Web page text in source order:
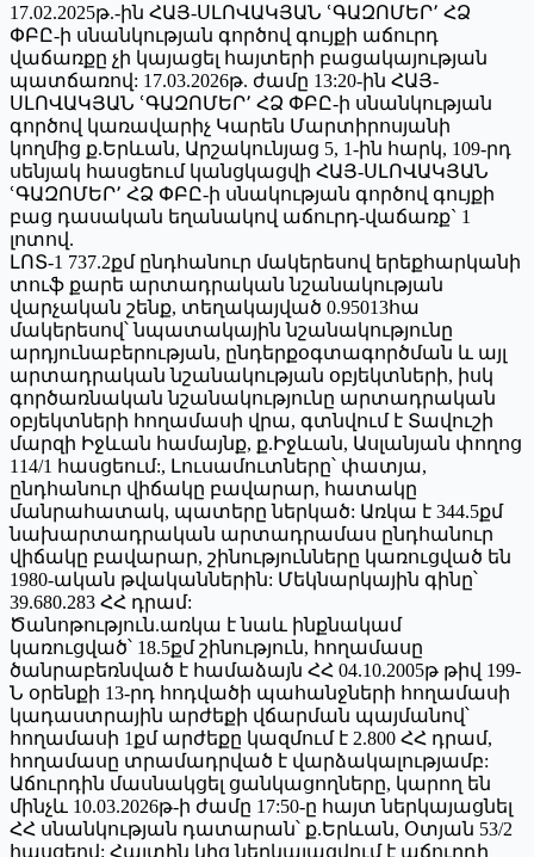
17.02.2025թ.-ին ՀԱՅ-ՍԼՈՎԱԿՅԱՆ ՙԳԱԶՈՄԵՐ՚ ՀՁ
ՓԲԸ-ի սնանկության գործով գույքի աճուրդ
վաճառքը չի կայացել հայտերի բացակայության
պատճառով: 17.03.2026թ. ժամը 13:20-ին ՀԱՅ-
ՍԼՈՎԱԿՅԱՆ ՙԳԱԶՈՄԵՐ՚ ՀՁ ՓԲԸ-ի սնանկության
գործով կառավարիչ Կարեն Մարտիրոսյանի
կողմից ք.Երևան, Արշակունյաց 5, 1-ին հարկ, 109-րդ
սենյակ հասցեում կանցկացվի ՀԱՅ-ՍԼՈՎԱԿՅԱՆ
ՙԳԱԶՈՄԵՐ՚ ՀՁ ՓԲԸ-ի սնակության գործով գույքի
բաց դասական եղանակով աճուրդ-վաճառք` 1
լոտով.
ԼՈՏ-1 737.2քմ ընդհանուր մակերեսով երեքհարկանի
տուֆ քարե արտադրական նշանակության
վարչական շենք, տեղակայված 0.95013հա
մակերեսով՝ նպատակային նշանակությունը
արդյունաբերության, ընդերքօգտագործման և այլ
արտադրական նշանակության օբյեկտների, իսկ
գործառնական նշանակությունը արտադրական
օբյեկտների հողամասի վրա, գտնվում է Տավուշի
մարզի Իջևան համայնք, ք.Իջևան, Ասլանյան փողոց
114/1 հասցեում:, Լուսամուտները՝ փատյա,
ընդհանուր վիճակը բավարար, հատակը
մանրահատակ, պատերը ներկած: Առկա է 344.5քմ
նախարտադրական արտադրամաս ընդհանուր
վիճակը բավարար, շինությունները կառուցված են
1980-ական թվականներին: Մեկնարկային գինը՝
39.680.283 ՀՀ դրամ:
Ծանոթություն.առկա է նաև ինքնակամ
կառուցված՝ 18.5քմ շինություն, հողամասը
ծանրաբեռնված է համաձայն ՀՀ 04.10.2005թ թիվ 199-
Ն օրենքի 13-րդ հոդվածի պահանջների հողամասի
կադաստրային արժեքի վճարման պայմանով՝
հողամասի 1քմ արժեքը կազմում է 2.800 ՀՀ դրամ,
հողամասը տրամադրված է վարձակալությամբ:
Աճուրդին մասնակցել ցանկացողները, կարող են
մինչև 10.03.2026թ-ի ժամը 17:50-ը հայտ ներկայացնել
ՀՀ սնանկության դատարան՝ ք.Երևան, Օտյան 53/2
հասցեով: Հայտին կից ներկայացվում է աճուրդի